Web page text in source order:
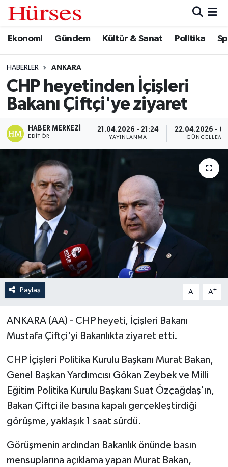
Ekonomi Gündem Kültür & Sanat Politika
HABERLER ANKARA
CHP heyetinden İçişleri
Bakanı Çiftçi'ye ziyaret
HABER MERKEZI
EDITÖR
21.04.2026 - 21:24
YAYINLANMA
22.04.2026 -
GÜNCELLEME
Paylaş A- A+
ANKARA (AA) - CHP heyeti, İçişleri Bakanı
Mustafa Çiftçi'yi Bakanlıkta ziyaret etti.
CHP İçişleri Politika Kurulu Başkanı Murat Bakan,
Genel Başkan Yardımcısı Gökan Zeybek ve Milli
Eğitim Politika Kurulu Başkanı Suat Özçağdaş'ın,
Bakan Çiftçi ile basına kapalı gerçekleştirdiği
görüşme, yaklaşık 1 saat sürdü.
Görüşmenin ardından Bakanlık önünde basın
mensuplarına açıklama yapan Murat Bakan,
Ekonomi
Gündem
Kültür & Sanat
Turizm
Hava Durumu
Trafik Durumu
Süper Lig Puan Durumu ve Fikstür
Haber Arşivi